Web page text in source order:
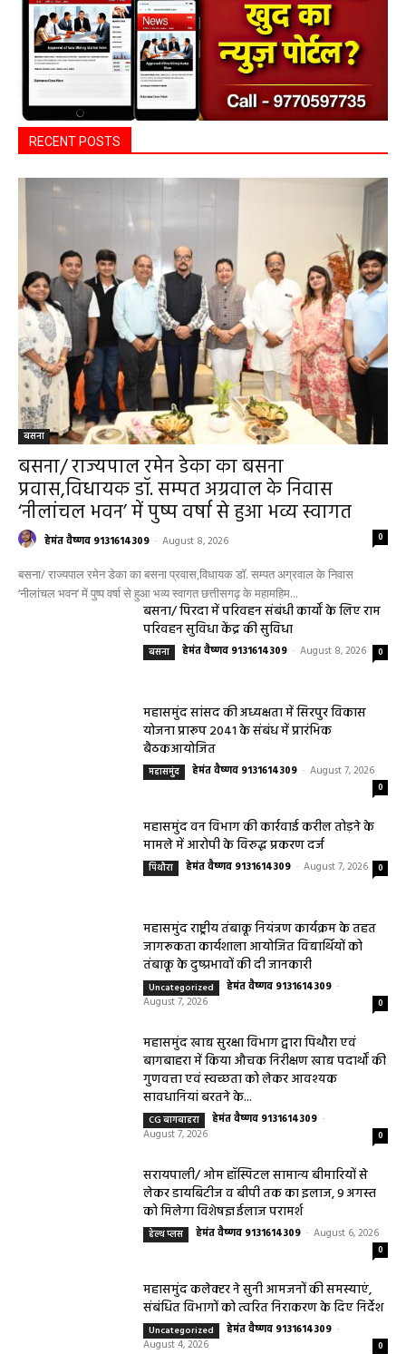
RECENT POSTS
बसना
बसना/ राज्यपाल रमेन डेका का बसना
प्रवास,विधायक डॉ. सम्पत अग्रवाल के निवास
‘नीलांचल भवन’ में पुष्प वर्षा से हुआ भव्य स्वागत
हेमंत वैष्णव 9131614309 - August 8, 2026 0
बसना/ राज्यपाल रमेन डेका का बसना प्रवास,विधायक डॉ. सम्पत अग्रवाल के निवास
‘नीलांचल भवन’ में पुष्प वर्षा से हुआ भव्य स्वागत छत्तीसगढ़ के महामहिम...
बसना/ पिरदा में परिवहन संबंधी कार्यों के लिए राम
परिवहन सुविधा केंद्र की सुविधा
बसना हेमंत वैष्णव 9131614309 - August 8, 2026 0
महासमुंद सांसद की अध्यक्षता में सिरपुर विकास
योजना प्रारूप 2041 के संबंध में प्रारंभिक
बैठकआयोजित
महासमुंद हेमंत वैष्णव 9131614309 - August 7, 2026
0
महासमुंद वन विभाग की कार्रवाई करील तोड़ने के
मामले में आरोपी के विरुद्ध प्रकरण दर्ज
पिथौरा हेमंत वैष्णव 9131614309 - August 7, 2026 0
महासमुंद राष्ट्रीय तंबाकू नियंत्रण कार्यक्रम के तहत
जागरूकता कार्यशाला आयोजित विद्यार्थियों को
तंबाकू के दुष्प्रभावों की दी जानकारी
Uncategorized हेमंत वैष्णव 9131614309 -
August 7, 2026
0
महासमुंद खाद्य सुरक्षा विभाग द्वारा पिथौरा एवं
बागबाहरा में किया औचक निरीक्षण खाद्य पदार्थों की
गुणवत्ता एवं स्वच्छता को लेकर आवश्यक
सावधानियां बरतने के...
CG बागबाहरा हेमंत वैष्णव 9131614309 -
August 7, 2026
0
सरायपाली/ ओम हॉस्पिटल सामान्य बीमारियों से
लेकर डायबिटीज व बीपी तक का इलाज, 9 अगस्त
को मिलेगा विशेषज्ञ ईलाज परामर्श
हेल्थ प्लस हेमंत वैष्णव 9131614309 - August 6, 2026
0
महासमुंद कलेक्टर ने सुनी आमजनों की समस्याएं,
संबंधित विभागों को त्वरित निराकरण के दिए निर्देश
Uncategorized हेमंत वैष्णव 9131614309 -
August 4, 2026
0